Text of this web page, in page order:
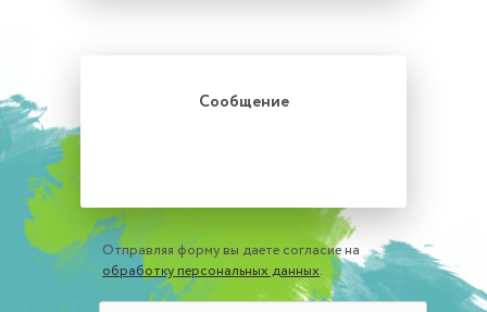
Отправляя форму вы даете согласие на
обработку персональных данных.